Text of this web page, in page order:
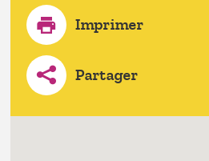
Imprimer
Partager